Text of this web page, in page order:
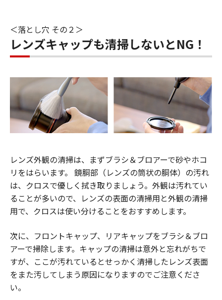
＜落とし穴 その２＞
レンズキャップも清掃しないとNG！
レンズ外観の清掃は、まずブラシ＆ブロアーで砂やホコ
リをはらいます。 鏡胴部（レンズの筒状の胴体）の汚れ
は、クロスで優しく拭き取りましょう。外観は汚れてい
ることが多いので、レンズの表面の清掃用と外観の清掃
用で、クロスは使い分けることをおすすめします。
次に、フロントキャップ、リアキャップをブラシ＆ブロ
アーで掃除します。キャップの清掃は意外と忘れがちで
すが、ここが汚れているとせっかく清掃したレンズ表面
をまた汚してしまう原因になりますのでご注意くださ
い。